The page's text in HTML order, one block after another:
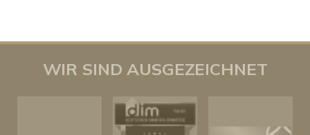
WIR SIND AUSGEZEICHNET